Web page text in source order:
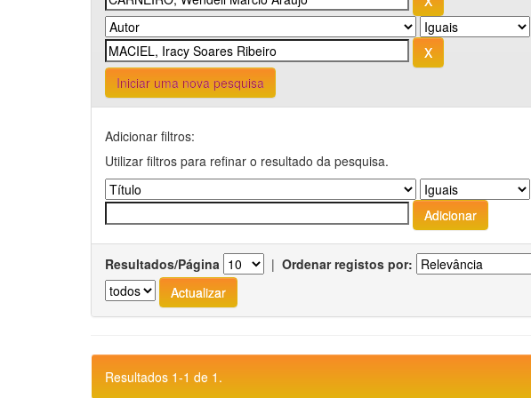
Iniciar uma nova pesquisa
Adicionar filtros:
Utilizar filtros para refinar o resultado da pesquisa.
Resultados/Página | Ordenar registos por:
Resultados 1-1 de 1.